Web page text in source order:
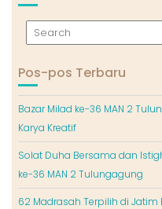
Pos-pos Terbaru
Bazar Milad ke-36 MAN 2
Karya Kreatif
Solat Duha Bersama dan
ke-36 MAN 2 Tulungagung
62 Madrasah Terpilih di Jatim